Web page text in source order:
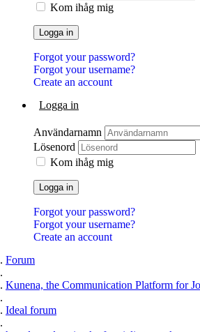
Kom ihåg mig
Logga in
Forgot your password?
Forgot your username?
Create an account
Logga in
Användarnamn
Lösenord
Kom ihåg mig
Logga in
Forgot your password?
Forgot your username?
Create an account
Forum
Kunena, the Communication Platform for
Ideal forum